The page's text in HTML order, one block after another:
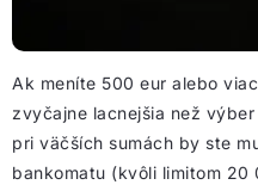
Ak meníte 500 eur alebo
zvyčajne lacnejšia než
pri väčších sumách by ste
bankomatu (kvôli limitom